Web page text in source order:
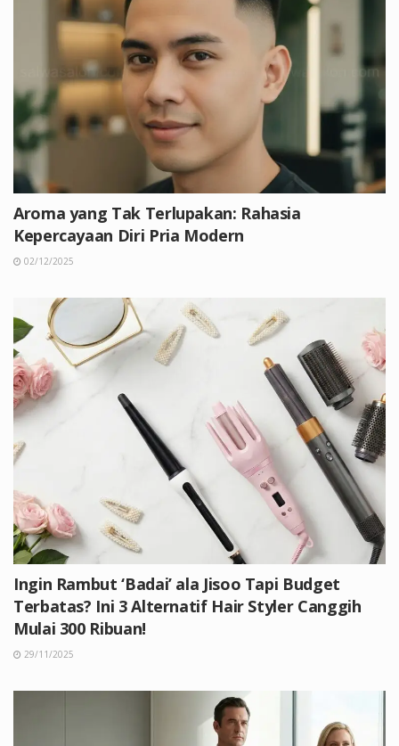
Aroma yang Tak Terlupakan: Rahasia
Kepercayaan Diri Pria Modern
02/12/2025
Ingin Rambut ‘Badai’ ala Jisoo Tapi Budget
Terbatas? Ini 3 Alternatif Hair Styler Canggih
Mulai 300 Ribuan!
29/11/2025